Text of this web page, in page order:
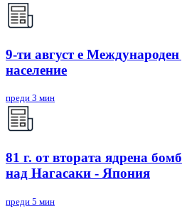
9-ти август е
население
преди 3 мин
81 г. от втората ядрена
над Нагасаки - Япония
преди 5 мин